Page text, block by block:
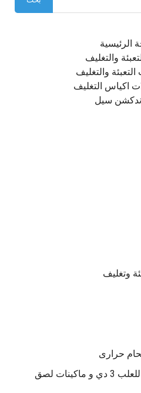
الرئيسية
والتغليف
والتغليف
اكياس التغليف
سيل
وتغليف
حرارى
ماكينات التغليف بالسلوفان للعلب 3 دي و ماكينات لصق